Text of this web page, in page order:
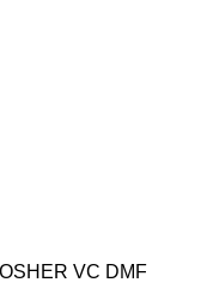
VC DMF